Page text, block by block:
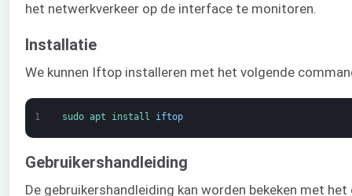
het netwerkverkeer op de interface te monitoren.
Installatie
We kunnen Iftop installeren met het volgende
1 sudo apt install iftop
Gebruikershandleiding
De gebruikershandleiding kan worden bekeken met